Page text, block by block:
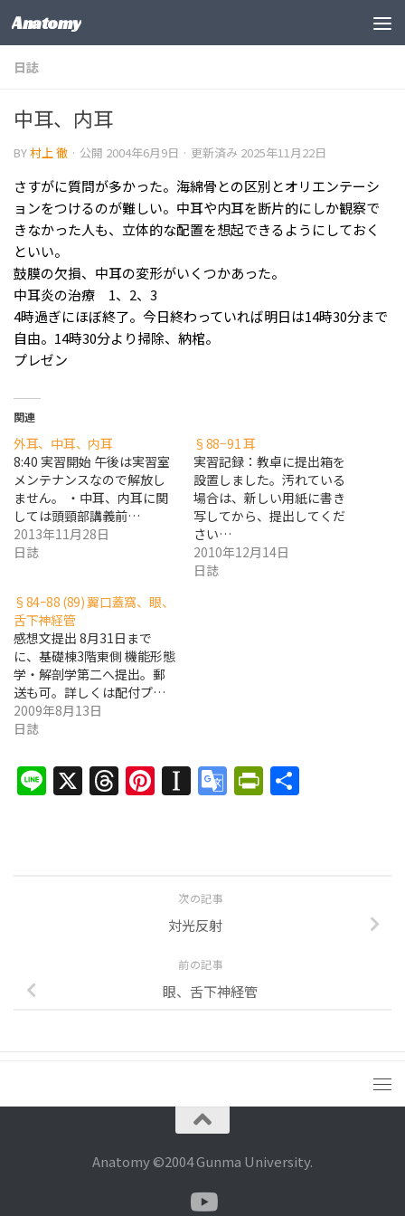
コンテンツの下
Anatomy
日誌
中耳、内耳
BY村上 徹 · 公開 2004年6月9日 · 更新済み 2025年11月22日
さすがに質問が多かった。海綿骨との区別とオリエンテーシ
ョンをつけるのが難しい。中耳や内耳を断片的にしか観察で
きなかった人も、立体的な配置を想起できるようにしておく
といい。
鼓膜の欠損、中耳の変形がいくつかあった。
中耳炎の治療 1、 2、 3
4時過ぎにほぼ終了。今日終わっていれば明日は14時30分まで
自由。14時30分より掃除、納棺。
プレゼン
関連
外耳、中耳、内耳
8:40 実習開始 午後は実習室
メンテナンスなので解放し
ません。 ・中耳、内耳に関
しては頭頸部講義前…
2013年11月28日
日誌
§88−91 耳
実習記録：教卓に提出箱を
設置しました。汚れている
場合は、新しい用紙に書き
写してから、提出してくだ
さい…
2010年12月14日
日誌
§84ｰ88 (89) 翼口蓋窩、眼、
舌下神経管
感想文提出 8月31日まで
に、基礎棟3階東側 機能形態
学・解剖学第二へ提出。郵
送も可。詳しくは配付プ…
2009年8月13日
日誌
Line
X Threads
Pinterest
Instapaper
Google
Translate
次の記事
対光反射
前の記事
眼、舌下神経管
Anatomy ©2004 Gunma University.